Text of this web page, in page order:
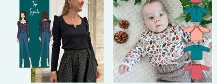
plusieurs
variations.
options
peuvent
a
plusieurs
variations.
Les
options
peuvent
être